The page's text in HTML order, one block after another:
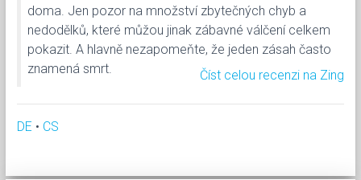
doma. Jen pozor na množství zbytečných chyb a
nedodělků, které můžou jinak zábavné válčení celkem
pokazit. A hlavně nezapomeňte, že jeden zásah často
znamená smrt.
Číst celou recenzi na Zing
DE • CS